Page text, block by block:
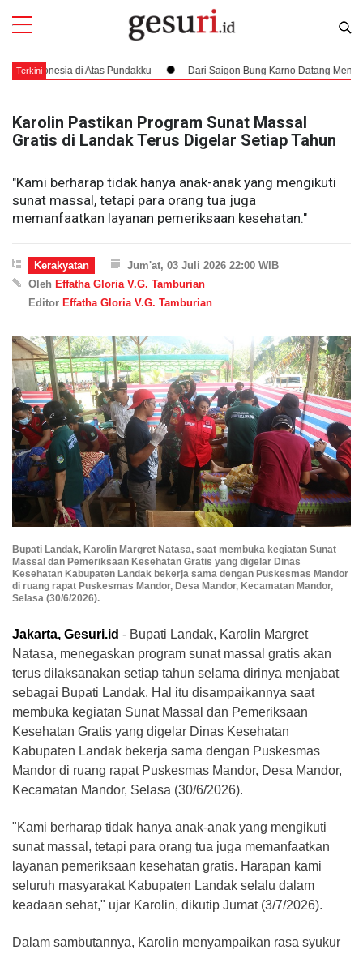
Terkinidi Atas Pundakku Dari Saigon Bung Karno Datang Menjemput
Karolin Pastikan Program Sunat Massal
Gratis di Landak Terus Digelar Setiap Tahun
"Kami berharap tidak hanya anak-anak yang mengikuti
sunat massal, tetapi para orang tua juga
memanfaatkan layanan pemeriksaan kesehatan."
Kerakyatan
Jum'at, 03 Juli 2026 22:00 WIB
Oleh Effatha Gloria V.G. Tamburian
Editor Effatha Gloria V.G. Tamburian
Bupati Landak, Karolin Margret Natasa, saat membuka kegiatan Sunat
Massal dan Pemeriksaan Kesehatan Gratis yang digelar Dinas
Kesehatan Kabupaten Landak bekerja sama dengan Puskesmas Mandor
di ruang rapat Puskesmas Mandor, Desa Mandor, Kecamatan Mandor,
Selasa (30/6/2026).
Jakarta, Gesuri.id - Bupati Landak, Karolin Margret
Natasa, menegaskan program sunat massal gratis akan
terus dilaksanakan setiap tahun selama dirinya menjabat
sebagai Bupati Landak. Hal itu disampaikannya saat
membuka kegiatan Sunat Massal dan Pemeriksaan
Kesehatan Gratis yang digelar Dinas Kesehatan
Kabupaten Landak bekerja sama dengan Puskesmas
Mandor di ruang rapat Puskesmas Mandor, Desa Mandor,
Kecamatan Mandor, Selasa (30/6/2026).
"Kami berharap tidak hanya anak-anak yang mengikuti
sunat massal, tetapi para orang tua juga memanfaatkan
layanan pemeriksaan kesehatan gratis. Harapan kami
seluruh masyarakat Kabupaten Landak selalu dalam
keadaan sehat," ujar Karolin, dikutip Jumat (3/7/2026).
Dalam sambutannya, Karolin menyampaikan rasa syukur